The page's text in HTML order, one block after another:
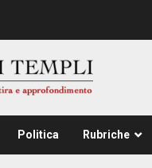
Politica Rubriche